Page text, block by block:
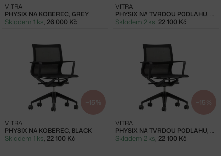
PHYSIX NA KOBEREC, GREY
VITRA
Skladem 1 ks 26 000 Kč
PHYSIX NA TVRDOU PODLAHU, GREY
VITRA
Skladem 2 ks 22 100 Kč
−15 %
PHYSIX NA KOBEREC, BLACK
VITRA
Skladem 1 ks, 22 100 Kč
−15 %
PHYSIX NA TVRDOU PODLAHU, BLACK
VITRA
Skladem 2 ks, 22 100 Kč